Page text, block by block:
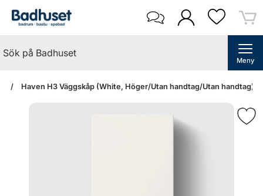
Meny
Haven H3 Väggskåp (White, Höger/Utan handtag/Utan handtag)